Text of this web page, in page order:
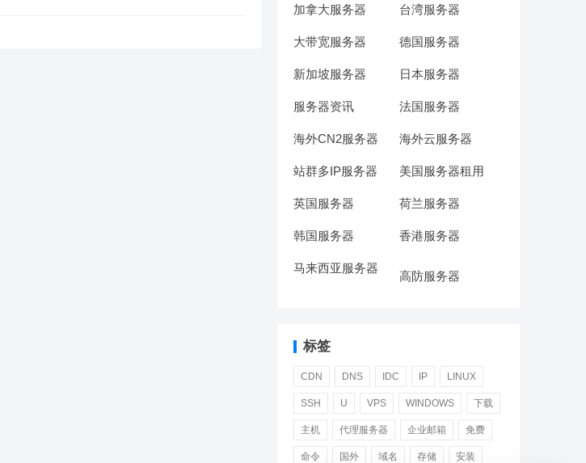
加拿大服务器 台湾服务器
大带宽服务器 德国服务器
新加坡服务器 日本服务器
服务器资讯 法国服务器
海外CN2服务器 海外云服务器
站群多IP服务器 美国服务器租用
英国服务器 荷兰服务器
韩国服务器 香港服务器
马来西亚服务器
高防服务器
标签
CDN DNS IDC IP LINUX
SSH U VPS WINDOWS 下载
主机 代理服务器 企业邮箱 免费
命令 国外 域名 存储 安装